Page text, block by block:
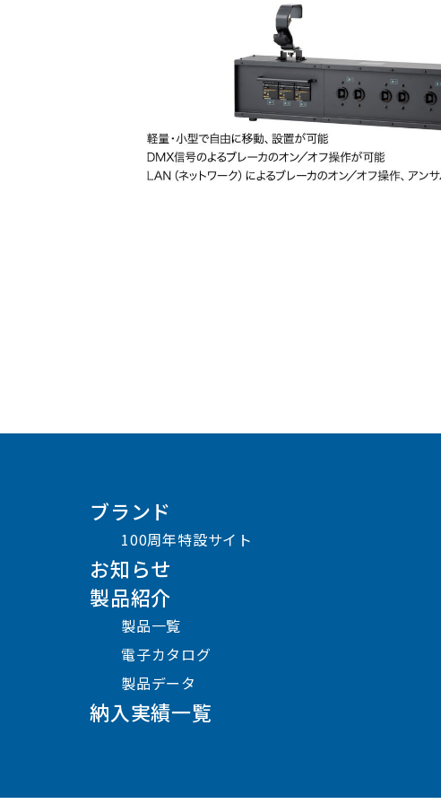
ブランド
100周年特設サイト
お知らせ
製品紹介
製品一覧
電子カタログ
製品データ
納入実績一覧